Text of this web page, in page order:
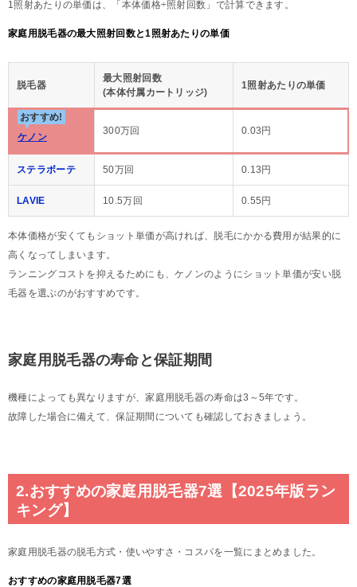
1照射あたりの単価は、「本体価格÷照射回数」で計算できます。
家庭用脱毛器の最大照射回数と1照射あたりの単価
脱毛器
最大照射回数
(本体付属カートリッジ)
1照射あたりの単価
おすすめ!
ケノン
300万回 0.03円
ステラボーテ 50万回 0.13円
LAVIE 10.5万回 0.55円
本体価格が安くてもショット単価が高ければ、脱毛にかかる費用が結果的に
高くなってしまいます。
ランニングコストを抑えるためにも、ケノンのようにショット単価が安い脱
毛器を選ぶのがおすすめです。
家庭用脱毛器の寿命と保証期間
機種によっても異なりますが、家庭用脱毛器の寿命は3～5年です。
故障した場合に備えて、保証期間についても確認しておきましょう。
2.おすすめの家庭用脱毛器7選【2025年版ラン
キング】
家庭用脱毛器の脱毛方式・使いやすさ・コスパを一覧にまとめました。
おすすめの家庭用脱毛器7選